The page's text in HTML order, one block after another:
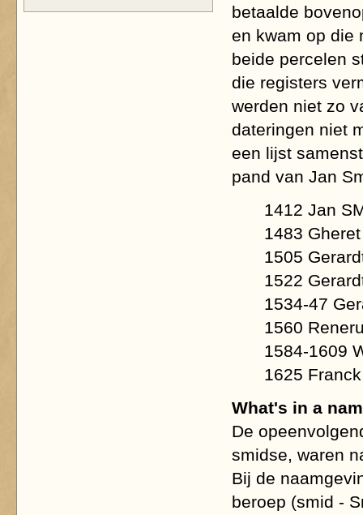
betaalde
en kwam op die
beide percelen
die registers
werden niet zo
dateringen niet
een lijst
pand van Jan
1412 Jan
1483
1505
1522
1534-47
1560
1584-1609
1625
What's in a
De
smidse, waren
Bij de
beroep (smid -